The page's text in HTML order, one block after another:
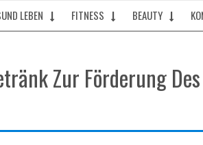
LEBEN FITNESS BEAUTY
Zur Förderung Des